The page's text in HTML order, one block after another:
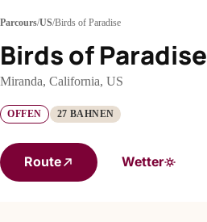
Parcours/US/Birds of Paradise
Birds of Paradise
Miranda, California, US
OFFEN 27 BAHNEN
Route Wetter